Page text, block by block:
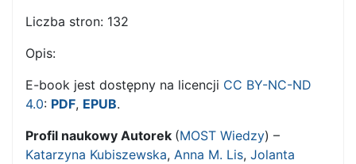
Liczba stron: 132
Opis:
E-book jest dostępny na licencji CC BY-NC-ND
4.0: PDF, EPUB.
Profil naukowy Autorek (MOST Wiedzy) –
Katarzyna Kubiszewska, Anna M. Lis, Jolanta